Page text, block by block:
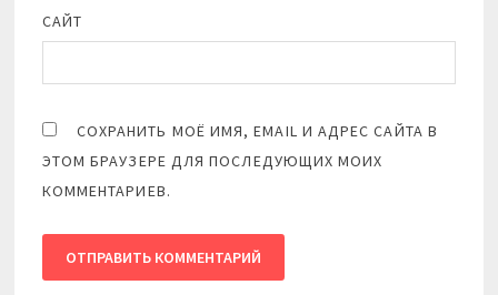
САЙТ
СОХРАНИТЬ МОЁ ИМЯ, EMAIL И АДРЕС САЙТА В
ЭТОМ БРАУЗЕРЕ ДЛЯ ПОСЛЕДУЮЩИХ МОИХ
КОММЕНТАРИЕВ.